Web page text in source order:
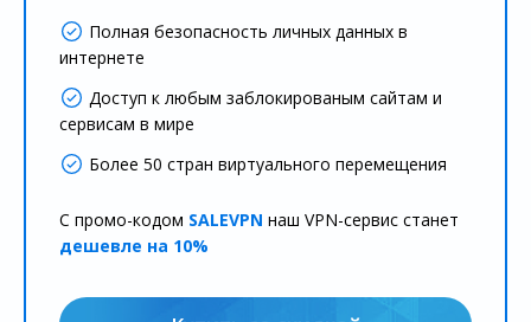
Полная безопасность личных данных в
интернете
Доступ к любым заблокированым сайтам и
сервисам в мире
Более 50 стран виртуального перемещения
С промо-кодом SALEVPN наш VPN-сервис станет
дешевле на 10%